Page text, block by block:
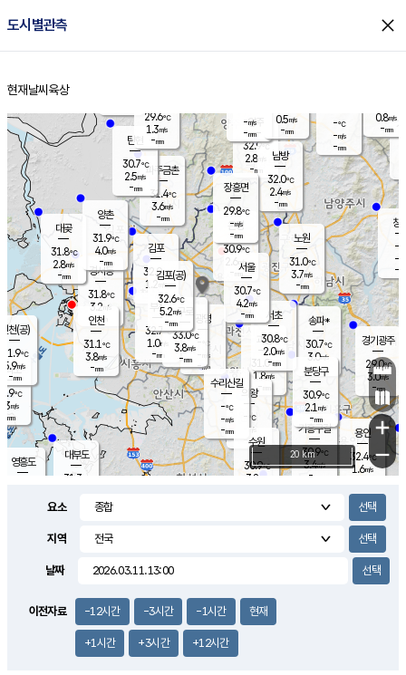
도시별관측 close
홈
현재날씨 육상
의도
℃
m/s
mm
영흥도
양주
32.9℃
2.8
-mm
과천
31.0℃
1.8m/s
- mm
용인
32.4℃
1.6m/s
경기광주
29.0℃
3.0m/s
-mm
3.0m/s
대부도
31.3
경서동
31.8℃
3.2 m/s
-mm
파주금촌
31.4℃
3.6m/s
-mm
-℃
-m/s
-mm
대곶
31.8℃
2.8m/s
-mm
창
-
-m/
-
탄현
30.7℃
2.5m/s
-mm
0.8m/s
-mm
의왕
- ℃
m/s
mm
김포
32.0℃
1.2 m/s
mm
광명
- ℃
-m/s
-mm
부천
32.7℃
1.0m/s
-mm
양촌
31.9℃
4.0m/s
-mm
구로
33.0℃
3.8m/s
-mm
은평
30.9℃
2.6 m/s
- mm
노원
31.0℃
3.7m/s
-mm
송파*
30.7℃
3.0m/s
-mm
서초
30.8℃
2.0m/s
-mm
남방
32.0℃
2.4m/s
-mm
기흥구갈
30.9℃
3.4m/s
-
수리산길
-℃
-m/s
-mm
분당구
30.9℃
2.1 m/s
-mm
장흥면
29.8℃
-m/s
-mm
-m/s
-mm
인천(공)
31.9℃
5.9m/s
-mm
김포(공)
32.6℃
5.2m/s
-mm
수원
30.9℃
3.8 m/s
인천
31.1℃
3.8m/s
-mm
서울
30.7℃
4.2m/s
-mm
29.6℃
1.3m/s
-mm
0.5m/s
-mm
+
−
20 km
요소
지역
날짜
이전자료 -12시간 -3시간 -1시간 현재
+1시간 +3시간 +12시간